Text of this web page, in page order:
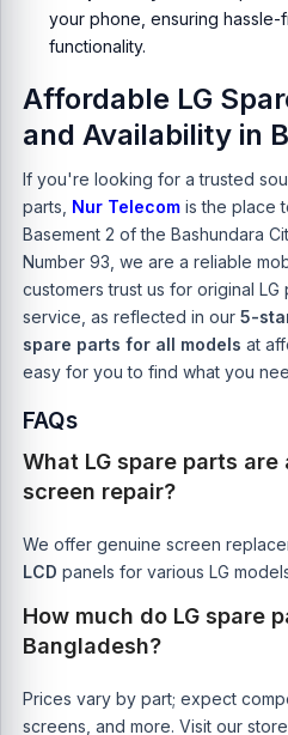
your phone, ensuring hassle-
functionality.
Affordable LG
and Availability in
If you're looking for a trusted
parts, Nur Telecom is the place
Basement 2 of the Bashundara
Number 93, we are a reliable
customers trust us for original
service, as reflected in our 5-
spare parts for all models at
easy for you to find what you
FAQs
What LG spare parts
screen repair?
We offer genuine screen
LCD panels for various LG
How much do LG spare
Bangladesh?
Prices vary by part; expect
screens, and more. Visit our